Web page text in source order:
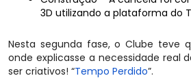
3D utilizando a plataforma do
Nesta segunda fase, o Clube teve
onde explicasse a necessidade real
ser criativos! “Tempo Perdido”.